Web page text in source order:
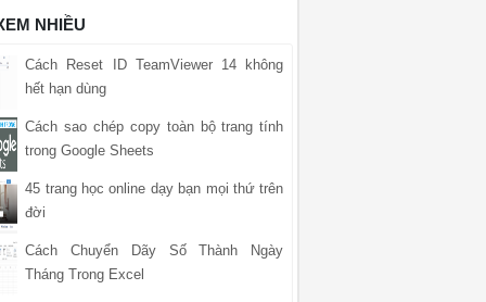
NHIỀU
Cách Reset ID TeamViewer 14 không
hết hạn dùng
Cách sao chép copy toàn bộ trang tính
trong Google Sheets
45 trang học online dạy bạn mọi thứ trên
đời
Cách Chuyển Dãy Số Thành Ngày
Tháng Trong Excel